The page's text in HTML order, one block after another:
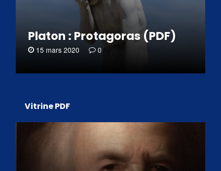
Platon : Protagoras (PDF)
15 mars 2020 0
Vitrine PDF